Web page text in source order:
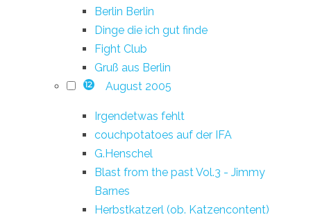
Berlin Berlin
Dinge die ich gut finde
Fight Club
Gruß aus Berlin
12 August 2005
Irgendetwas fehlt
couchpotatoes auf der IFA
G.Henschel
Blast from the past Vol.3 - Jimmy
Barnes
Herbstkatzerl (ob. Katzencontent)